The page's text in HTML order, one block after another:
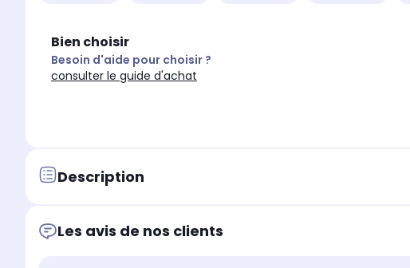
Bien choisir
Besoin d'aide pour choisir ?
consulter le guide d'achat
Description
Les avis de nos clients